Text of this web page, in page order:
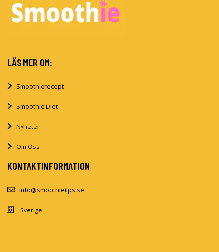
LÄS MER OM:
Smoothierecept
Smoothie Diet
Nyheter
Om Oss
KONTAKTINFORMATION
info@smoothietips.se
Sverige